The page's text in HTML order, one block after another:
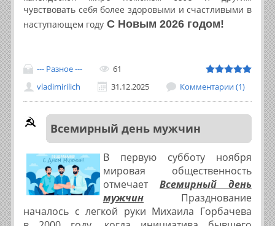
чувствовать себя более здоровыми и счастливыми в
наступающем году С Новым 2026 годом!
--- Разное ---
61
vladimirilich
31.12.2025 Комментарии (1)
Всемирный день мужчин
В первую субботу ноября
мировая общественность
отмечает Всемирный день
мужчин Празднование
началось с легкой руки Михаила Горбачева